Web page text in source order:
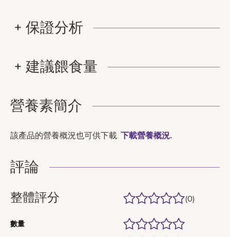
保證分析
建議餵食量
營養素簡介
該產品的營養概況也可供下載. 下載營養概況.
評論
整體評分 (0)
數量